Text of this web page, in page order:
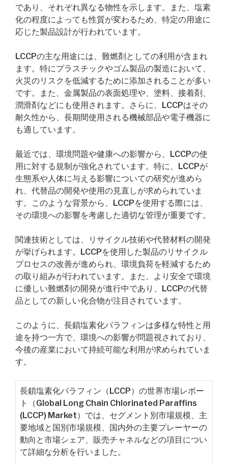
であり、それぞれ異なる物性を示します。また、塩素
化の程度によっても性質が変わるため、特定の用途に
応じた製品設計が行われています。
LCCPの主な用途には、難燃剤としての利用が含まれ
ます。特にプラスチックやゴム製品の製造において、
火災のリスクを低減するために添加されることが多い
です。また、金属製品の表面処理や、塗料、接着剤、
潤滑剤などにも使用されます。さらに、LCCPはその
耐久性から、長期間使用される機械部品や電子機器に
も適しています。
最近では、環境問題や健康への影響から、LCCPの使
用に対する規制が強化されています。特に、LCCPが
生態系や人体に与える影響についての研究が進めら
れ、代替品の開発や使用の見直しが求められていま
す。このような背景から、LCCPを使用する際には、
その環境への影響を考慮した適切な管理が重要です。
関連技術としては、リサイクル技術や代替材料の開発
が挙げられます。LCCPを使用した製品のリサイクル
プロセスの改善が進められ、環境負荷を軽減するため
の取り組みが行われています。また、より安全で環境
に優しい難燃剤の開発が進行中であり、LCCPの代替
品としての新しい化合物が注目されています。
このように、長鎖塩素化パラフィンは多様な特性と用
途を持つ一方で、環境への影響が問題視されており、
今後の産業において持続可能な利用が求められていま
す。
長鎖塩素化パラフィン（LCCP）の世界市場レポー
ト（Global Long Chain Chlorinated Paraffins
(LCCP) Market）では、セグメント別市場規模、主
要地域と国別市場規模、国内外の主要プレーヤーの
動向と市場シェア、販売チャネルなどの項目につい
て詳細な分析を行いました。